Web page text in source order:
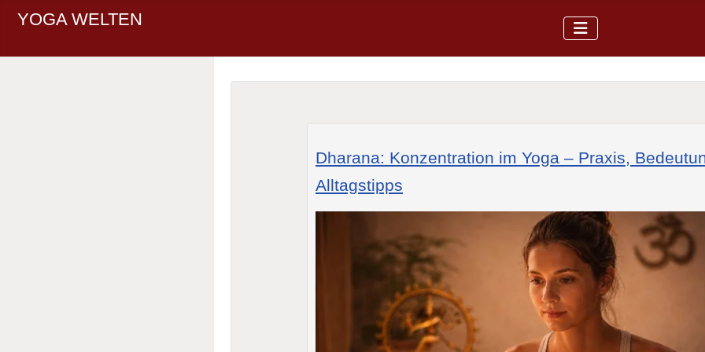
YOGA WELTEN
Dharana: Konzentration im Yoga – Praxis,
Alltagstipps